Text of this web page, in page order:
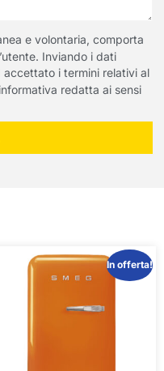
e volontaria, comporta
Inviando i dati
i termini relativi al
redatta ai sensi
In offerta!